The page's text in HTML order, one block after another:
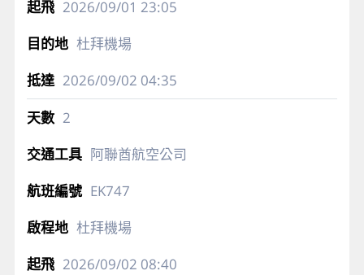
2026/09/01 23:05
杜拜機場
2026/09/02 04:35
2
阿聯酋航空公司
EK747
杜拜機場
2026/09/02 08:40